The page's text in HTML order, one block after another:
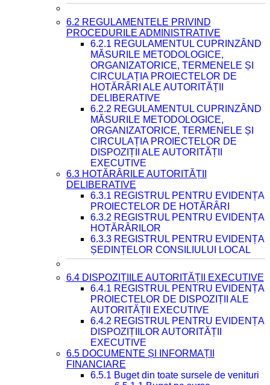
6.2 REGULAMENTELE PRIVIND
PROCEDURILE ADMINISTRATIVE
6.2.1 REGULAMENTUL CUPRINZÂND
MĂSURILE METODOLOGICE,
ORGANIZATORICE, TERMENELE ȘI
CIRCULAȚIA PROIECTELOR DE
HOTĂRÂRI ALE AUTORITĂȚII
DELIBERATIVE
6.2.2 REGULAMENTUL CUPRINZÂND
MĂSURILE METODOLOGICE,
ORGANIZATORICE, TERMENELE ȘI
CIRCULAȚIA PROIECTELOR DE
DISPOZIȚII ALE AUTORITĂȚII
EXECUTIVE
6.3 HOTĂRÂRILE AUTORITĂȚII
DELIBERATIVE
6.3.1 REGISTRUL PENTRU EVIDENȚA
PROIECTELOR DE HOTĂRÂRI
6.3.2 REGISTRUL PENTRU EVIDENȚA
HOTĂRÂRILOR
6.3.3 REGISTRUL PENTRU EVIDENȚA
ȘEDINȚELOR CONSILIULUI LOCAL
6.4 DISPOZIȚIILE AUTORITĂȚII EXECUTIVE
6.4.1 REGISTRUL PENTRU EVIDENȚA
PROIECTELOR DE DISPOZIȚII ALE
AUTORITĂȚII EXECUTIVE
6.4.2 REGISTRUL PENTRU EVIDENȚA
DISPOZIȚIILOR AUTORITĂȚII
EXECUTIVE
6.5 DOCUMENTE ȘI INFORMAȚII
FINANCIARE
6.5.1 Buget din toate sursele de venituri